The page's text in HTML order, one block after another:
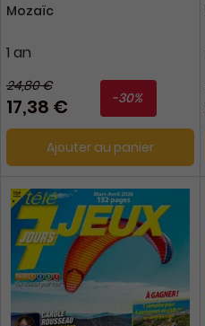
Mozaïc
1 an
24,80 €
17,38 € -30%
Ajouter au panier